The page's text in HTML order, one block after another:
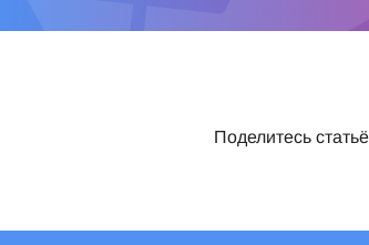
Поделитесь